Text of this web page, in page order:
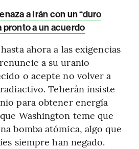
a Irán con un “duro
pronto a un acuerdo
ahora a las exigencias
a su uranio
o acepte no volver a
Teherán insiste
para obtener energía
Washington teme que
bomba atómica, algo que
siempre han negado.